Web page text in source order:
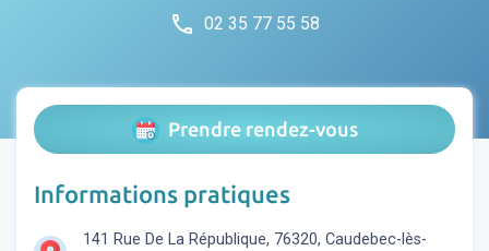
phone 02 35 77 55 58
Prendre rendez-vous
Informations pratiques
141 Rue De La République, 76320, Caudebec-lès-